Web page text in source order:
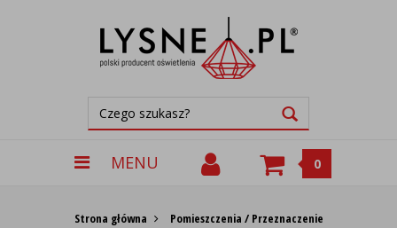
MENU 0
Strona główna
Pomieszczenia / Przeznaczenie